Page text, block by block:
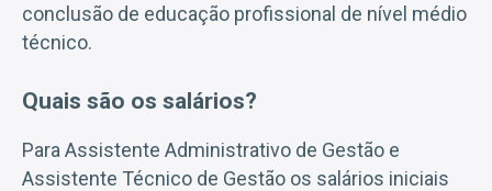
conclusão de educação profissional de nível médio
técnico.
Quais são os salários?
Para Assistente Administrativo de Gestão e
Assistente Técnico de Gestão os salários iniciais